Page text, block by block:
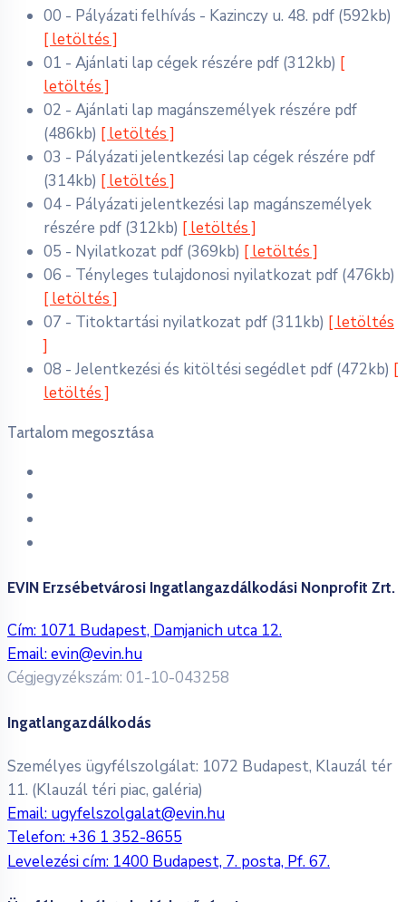
00 - Pályázati felhívás - Kazinczy u. 48. pdf (592kb)
[ letöltés ]
01 - Ajánlati lap cégek részére pdf (312kb) [
letöltés ]
02 - Ajánlati lap magánszemélyek részére pdf
(486kb) [ letöltés ]
03 - Pályázati jelentkezési lap cégek részére pdf
(314kb) [ letöltés ]
04 - Pályázati jelentkezési lap magánszemélyek
részére pdf (312kb) [ letöltés ]
05 - Nyilatkozat pdf (369kb) [ letöltés ]
06 - Tényleges tulajdonosi nyilatkozat pdf (476kb)
[ letöltés ]
07 - Titoktartási nyilatkozat pdf (311kb) [ letöltés
]
08 - Jelentkezési és kitöltési segédlet pdf (472kb) [
letöltés ]
Tartalom megosztása
EVIN Erzsébetvárosi Ingatlangazdálkodási Nonprofit Zrt.
Cím: 1071 Budapest, Damjanich utca 12.
Email:evin@evin.hu
Cégjegyzékszám: 01-10-043258
Ingatlangazdálkodás
Személyes ügyfélszolgálat: 1072 Budapest, Klauzál tér
11. (Klauzál téri piac, galéria)
Email: ugyfelszolgalat@evin.hu
Telefon: +36 1 352-8655
Levelezési cím: 1400 Budapest, 7. posta, Pf. 67.